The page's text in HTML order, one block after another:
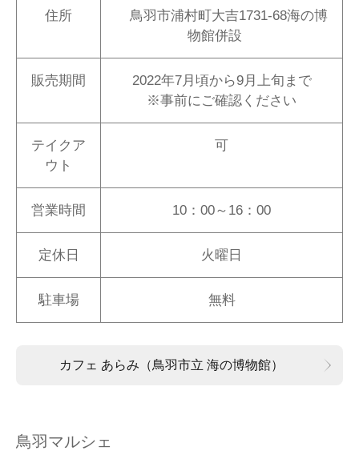
住所
鳥羽市浦村町大吉1731-68海の博
物館併設
販売期間
2022年7月頃から9月上旬まで
※事前にご確認ください
テイクア
ウト
可
営業時間 10：00～16：00
定休日 火曜日
駐車場 無料
カフェ あらみ（鳥羽市立 海の博物館）
鳥羽マルシェ